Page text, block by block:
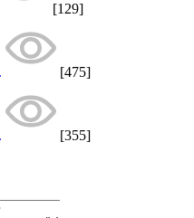
[129]
[475]
[355]